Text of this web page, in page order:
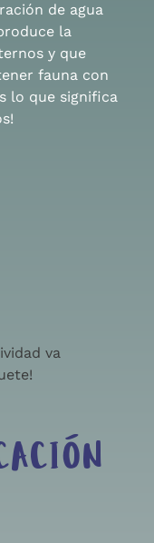
de agua
la
y que
fauna con
lo que significa
va